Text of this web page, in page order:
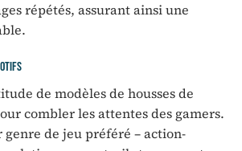
répétés, assurant ainsi une
de modèles de housses de
combler les attentes des gamers.
de jeu préféré – action-